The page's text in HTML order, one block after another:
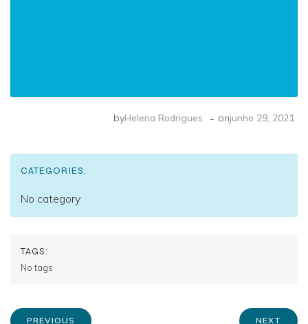
byHelena Rodrigues - onjunho 29, 2021
CATEGORIES:
No category
TAGS:
No tags
PREVIOUS NEXT